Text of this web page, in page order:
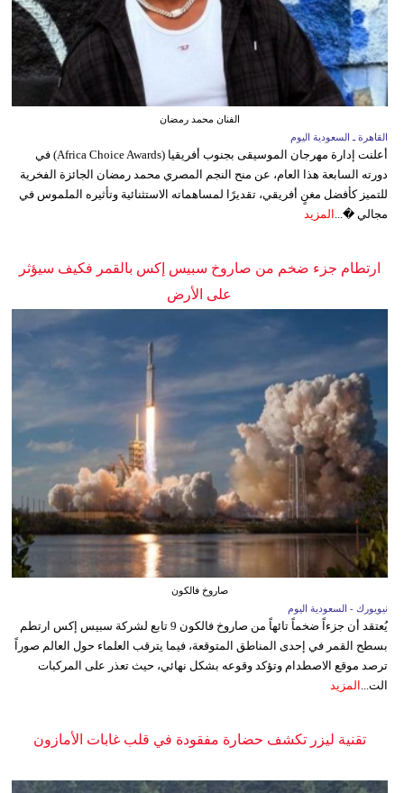
الفنان محمد رمضان
القاهرة ـ السعودية اليوم
أعلنت إدارة مهرجان الموسيقى بجنوب أفريقيا (Africa Choice Awards) في
دورته السابعة هذا العام، عن منح النجم المصري محمد رمضان الجائزة الفخرية
للتميز كأفضل مغنٍ أفريقي، تقديرًا لمساهماته الاستثنائية وتأثيره الملموس في
مجالي �...
المزيد
ارتطام جزء ضخم من صاروخ سبيس إكس بالقمر فكيف سيؤثر
على الأرض
صاروخ فالكون
نيويورك - السعودية اليوم
يُعتقد أن جزءاً ضخماً تائهاً من صاروخ فالكون 9 تابع لشركة سبيس إكس ارتطم
بسطح القمر في إحدى المناطق المتوقعة، فيما يترقب العلماء حول العالم صوراً
ترصد موقع الاصطدام وتؤكد وقوعه بشكل نهائي، حيث تعذر على المركبات
الت... المزيد
تقنية ليزر تكشف حضارة مفقودة في قلب غابات الأمازون